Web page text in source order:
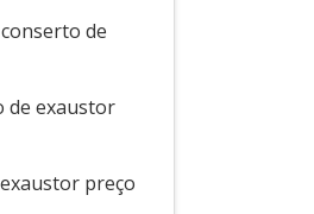
de
de exaustor
preço